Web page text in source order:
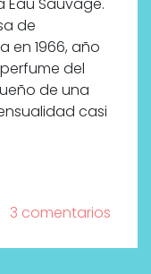
Eau Sauvage.
de
en 1966, año
del
de una
casi
3 comentarios